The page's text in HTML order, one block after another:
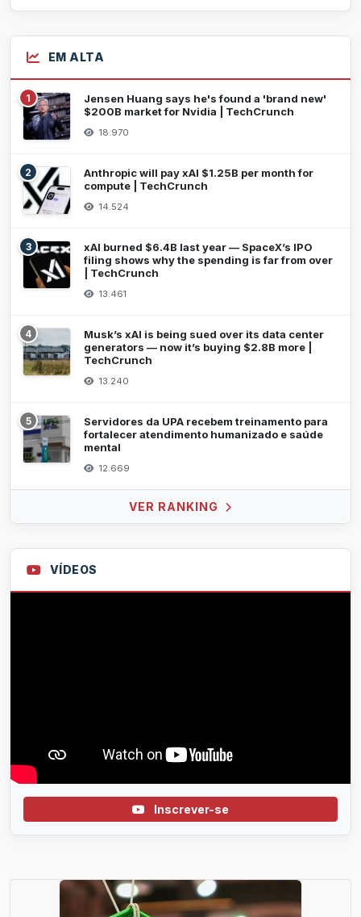
EM ALTA
1
Jensen Huang says he's found a 'brand new'
$200B market for Nvidia | TechCrunch
18.970
2
Anthropic will pay xAI $1.25B per month for
compute | TechCrunch
14.524
3
xAI burned $6.4B last year — SpaceX’s IPO
filing shows why the spending is far from over
| TechCrunch
13.461
4
Musk’s xAI is being sued over its data center
generators — now it’s buying $2.8B more |
TechCrunch
13.240
5
Servidores da UPA recebem treinamento para
fortalecer atendimento humanizado e saúde
mental
12.669
VER RANKING
VÍDEOS
Inscrever-se